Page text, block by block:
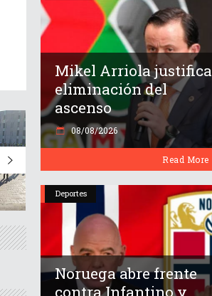
Mikel Arriola justifica
eliminación del
ascenso
08/08/2026
Read More
Deportes
Noruega abre frente
contra Infantino y